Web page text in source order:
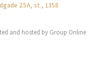
25A, st., 1358
and hosted by Group Online